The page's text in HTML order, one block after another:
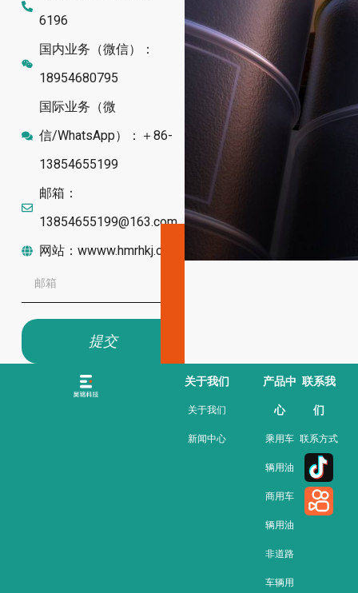
6196
国内业务（微信）：
18954680795
国际业务（微
信/WhatsApp）：＋86-
13854655199
邮箱：
13854655199@163.com
网站：wwww.hmrhkj.com
提交
关于我们
关于我们
新闻中心
产品中
心
乘用车
辆用油
商用车
辆用油
非道路
车辆用
联系我
们
联系方式